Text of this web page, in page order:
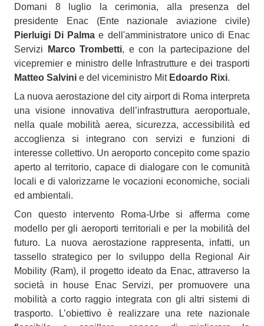
Domani 8 luglio la cerimonia, alla presenza del
presidente Enac (Ente nazionale aviazione civile)
Pierluigi Di Palma e dell'amministratore unico di Enac
Servizi
Marco Trombetti, e con la partecipazione del
vicepremier e ministro delle Infrastrutture e dei trasporti
Matteo Salvini e del viceministro Mit Edoardo Rixi.
La nuova aerostazione del city airport di Roma interpreta
una visione innovativa dell’infrastruttura aeroportuale,
nella quale mobilità aerea, sicurezza, accessibilità ed
accoglienza si integrano con servizi e funzioni di
interesse collettivo. Un aeroporto concepito come spazio
aperto al territorio, capace di dialogare con le comunità
locali e di valorizzarne le vocazioni economiche, sociali
ed ambientali.
Con questo intervento Roma-Urbe si afferma come
modello per gli aeroporti territoriali e per la mobilità del
futuro. La nuova aerostazione rappresenta, infatti, un
tassello strategico per lo sviluppo della Regional Air
Mobility (Ram), il progetto ideato da Enac, attraverso la
società in house Enac Servizi, per promuovere una
mobilità a corto raggio integrata con gli altri sistemi di
trasporto. L’obiettivo è realizzare una rete nazionale